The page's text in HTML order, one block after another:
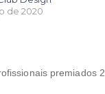
de 2020
premiados